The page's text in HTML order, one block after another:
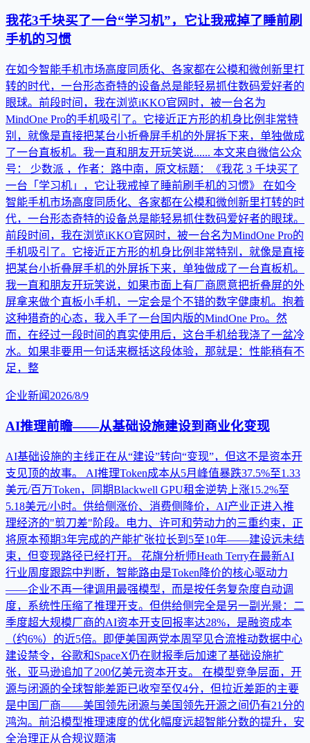
我花3千块买了一台“学习机”，它让我戒掉了睡前刷
手机的习惯
在如今智能手机市场高度同质化、各家都在公模和微创新里打
转的时代，一台形态奇特的设备总是能轻易抓住数码爱好者的
眼球。前段时间，我在浏览iKKO官网时，被一台名为
MindOne Pro的手机吸引了。它接近正方形的机身比例非常特
别，就像是直接把某台小折叠屏手机的外屏拆下来，单独做成
了一台直板机。我一直和朋友开玩笑说...... 本文来自微信公众
号： 少数派 ，作者：路中南，原文标题：《我花 3 千块买了
一台「学习机」，它让我戒掉了睡前刷手机的习惯》 在如今
智能手机市场高度同质化、各家都在公模和微创新里打转的时
代，一台形态奇特的设备总是能轻易抓住数码爱好者的眼球。
前段时间，我在浏览iKKO官网时，被一台名为MindOne Pro的
手机吸引了。它接近正方形的机身比例非常特别，就像是直接
把某台小折叠屏手机的外屏拆下来，单独做成了一台直板机。
我一直和朋友开玩笑说，如果市面上有厂商愿意把折叠屏的外
屏拿来做个直板小手机，一定会是个不错的数字健康机。抱着
这种猎奇的心态，我入手了一台国内版的MindOne Pro。然
而，在经过一段时间的真实使用后，这台手机给我浇了一盆冷
水。如果非要用一句话来概括这段体验，那就是：性能稍有不
足，整
企业新闻 2026/8/9
AI推理前瞻——从基础设施建设到商业化变现
AI基础设施的主线正在从“建设”转向“变现”，但这不是资本开
支见顶的故事。 AI推理Token成本从5月峰值暴跌37.5%至1.33
美元/百万Token，同期Blackwell GPU租金逆势上涨15.2%至
5.18美元/小时。供给侧涨价、消费侧降价，AI产业正进入推
理经济的"剪刀差"阶段。电力、许可和劳动力的三重约束，正
将原本预期3年完成的产能扩张拉长到5至10年——建设远未结
束，但变现路径已经打开。 花旗分析师Heath Terry在最新AI
行业周度跟踪中判断，智能路由是Token降价的核心驱动力
——企业不再一律调用最强模型，而是按任务复杂度自动调
度，系统性压缩了推理开支。但供给侧完全是另一副光景：二
季度超大规模厂商的AI资本开支回报率达28%，是融资成本
（约6%）的近5倍。即便美国两党本周罕见合流推动数据中心
建设禁令，谷歌和SpaceX仍在财报季后加速了基础设施扩
张，亚马逊追加了200亿美元资本开支。 在模型竞争层面，开
源与闭源的全球智能差距已收窄至仅4分，但拉近差距的主要
是中国厂商——美国领先闭源与美国领先开源之间仍有21分的
鸿沟。前沿模型推理速度的优化幅度远超智能分数的提升，安
全治理正从合规议题演